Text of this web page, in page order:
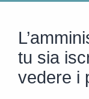
tu sia
vedere i